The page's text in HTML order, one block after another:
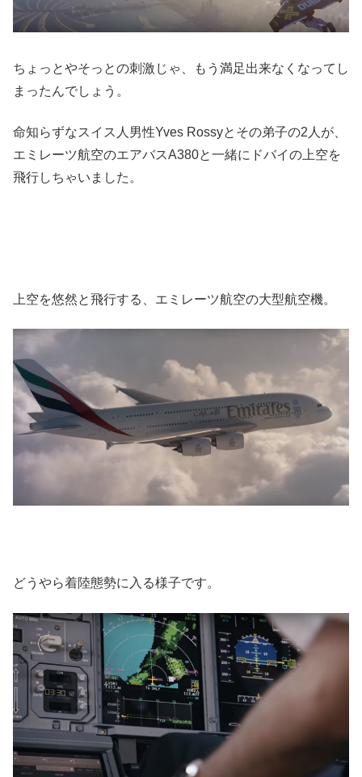
ちょっとやそっとの刺激じゃ、もう満足出来なくなってし
まったんでしょう。
命知らずなスイス人男性Yves Rossyとその弟子の2人が、
エミレーツ航空のエアバスA380と一緒にドバイの上空を
飛行しちゃいました。
上空を悠然と飛行する、エミレーツ航空の大型航空機。
どうやら着陸態勢に入る様子です。